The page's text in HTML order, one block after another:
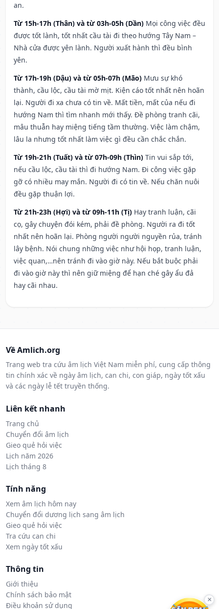
an.
Từ 15h-17h (Thân) và từ 03h-05h (Dần) Mọi công việc đều
được tốt lành, tốt nhất cầu tài đi theo hướng Tây Nam –
Nhà cửa được yên lành. Người xuất hành thì đều bình
yên.
Từ 17h-19h (Dậu) và từ 05h-07h (Mão) Mưu sự khó
thành, cầu lộc, cầu tài mờ mịt. Kiện cáo tốt nhất nên hoãn
lại. Người đi xa chưa có tin về. Mất tiền, mất của nếu đi
hướng Nam thì tìm nhanh mới thấy. Đề phòng tranh cãi,
mâu thuẫn hay miệng tiếng tầm thường. Việc làm chậm,
lâu la nhưng tốt nhất làm việc gì đều cần chắc chắn.
Từ 19h-21h (Tuất) và từ 07h-09h (Thìn) Tin vui sắp tới,
nếu cầu lộc, cầu tài thì đi hướng Nam. Đi công việc gặp
gỡ có nhiều may mắn. Người đi có tin về. Nếu chăn nuôi
đều gặp thuận lợi.
Từ 21h-23h (Hợi) và từ 09h-11h (Tị) Hay tranh luận, cãi
cọ, gây chuyện đói kém, phải đề phòng. Người ra đi tốt
nhất nên hoãn lại. Phòng người người nguyền rủa, tránh
lây bệnh. Nói chung những việc như hội họp, tranh luận,
việc quan,…nên tránh đi vào giờ này. Nếu bắt buộc phải
đi vào giờ này thì nên giữ miệng để hạn ché gây ẩu đả
hay cãi nhau.
Về Amlich.org
Trang web tra cứu âm lịch Việt Nam miễn phí, cung cấp thông
tin chính xác về ngày âm lịch, can chi, con giáp, ngày tốt xấu
và các ngày lễ tết truyền thống.
Liên kết nhanh
Trang chủ
Chuyển đổi âm lịch
Gieo quẻ hỏi việc
Lịch năm 2026
Lịch tháng 8
Tính năng
Xem âm lịch hôm nay
Chuyển đổi dương lịch sang âm lịch
Gieo quẻ hỏi việc
Tra cứu can chi
Xem ngày tốt xấu
Thông tin
Giới thiệu
Chính sách bảo mật
Điều khoản sử dụng
×